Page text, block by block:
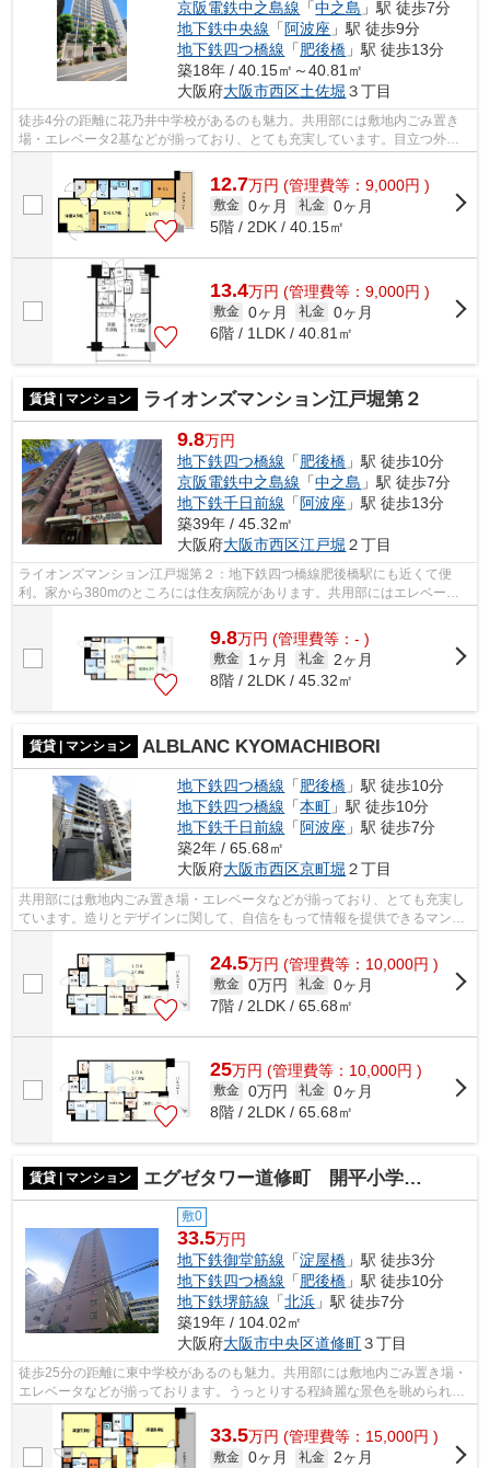
京阪電鉄中之島線 「中之島 」駅 徒歩7分
地下鉄中央線 「 阿波座 」駅 徒歩9分
地下鉄四つ橋線 「肥後橋 」駅 徒歩13分
築18年 / 40.15㎡～40.81㎡
大阪府大阪市西区土佐堀 ３丁目
徒歩4分の距離に花乃井中学校があるのも魅力。共用部には敷地内ごみ置き
場・エレベータ2基などが揃っており、とても充実しています。目立つ外観
12.7万円 (管理費等：9,000円 )
敷金 0ヶ月 礼金 0ヶ月
5階 / 2DK / 40.15㎡
13.4万円 (管理費等：9,000円 )
敷金 0ヶ月 礼金 0ヶ月
6階 / 1LDK / 40.81㎡
賃貸 | マンション ライオンズマンション江戸堀第２
9.8万円
地下鉄四つ橋線 「肥後橋 」駅 徒歩10分
京阪電鉄中之島線 「中之島 」駅 徒歩7分
地下鉄千日前線 「 阿波座 」駅 徒歩13分
築39年 / 45.32㎡
大阪府大阪市西区江戸堀 ２丁目
ライオンズマンション江戸堀第２：地下鉄四つ橋線肥後橋駅にも近くて便
利。家から380mのところには住友病院があります。共用部にはエレベー
9.8万円 (管理費等：- )
敷金 1ヶ月 礼金
2ヶ月
8階 / 2LDK / 45.32㎡
賃貸 | マンション ALBLANC KYOMACHIBORI
地下鉄四つ橋線 「肥後橋 」駅 徒歩10分
地下鉄四つ橋線 「本町 」駅 徒歩10分
地下鉄千日前線 「 阿波座 」駅 徒歩7分
築2年 / 65.68㎡
大阪府大阪市西区京町堀 ２丁目
共用部には敷地内ごみ置き場・エレベータなどが揃っており、とても充実し
ています。造りとデザインに関して、自信をもって情報を提供できるマンシ
24.5万円 (管理費等：10,000円 )
敷金 0万円 礼金 0ヶ月
7階 / 2LDK / 65.68㎡
25万円 (管理費等：10,000円 )
敷金 0万円 礼金 0ヶ月
8階 / 2LDK / 65.68㎡
賃貸 | マンション エグゼタワー道修町 開平小学校区
敷0
33.5万円
地下鉄御堂筋線 「淀屋橋 」駅 徒歩3分
地下鉄四つ橋線 「肥後橋 」駅 徒歩10分
地下鉄堺筋線 「北浜 」駅 徒歩7分
築19年 / 104.02㎡
大阪府大阪市中央区道修町３丁目
徒歩25分の距離に東中学校があるのも魅力。共用部には敷地内ごみ置き場・
エレベータなどが揃っております。うっとりする程綺麗な景色を眺められ
る、誰もが憧れるマンションです。タワ...
33.5万円 (管理費等：15,000円 )
敷金 0ヶ月 礼金 2ヶ月